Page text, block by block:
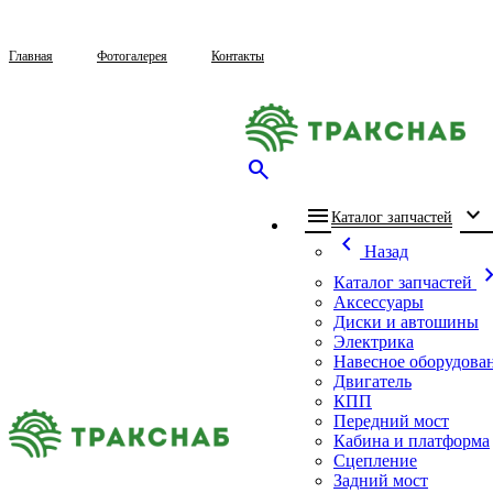
Главная Фотогалерея Контакты
search
menu Каталог запчастей expand_more
chevron_left
Назад
Каталог запчастей
chevron_right
Аксессуары
Диски и автошины
Электрика
Навесное
Двигатель
КПП
Передний мост
Кабина и платформа
Сцепление
Задний мост